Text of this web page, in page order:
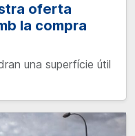
oferta
la compra
una superfície útil